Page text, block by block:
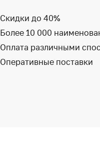
Скидки до 40%
Более 10 000
Оплата различными
Оперативные поставки